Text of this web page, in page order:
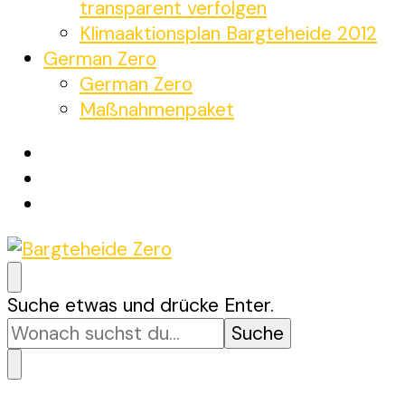
transparent verfolgen
Klimaaktionsplan Bargteheide 2012
German Zero
German Zero
Maßnahmenpaket
Bargteheide Zero
Bargteheide bis 2035 Klimaneutral
Suchst
du
nach
etwas?
Suche etwas und drücke Enter.